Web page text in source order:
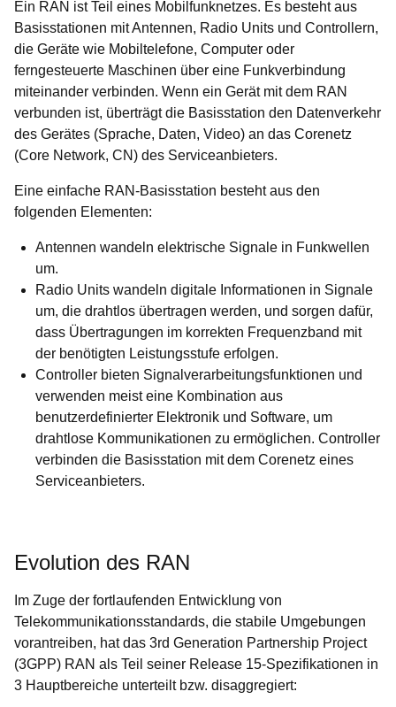
Ein RAN ist Teil eines Mobilfunknetzes. Es besteht aus
Basisstationen mit Antennen, Radio Units und Controllern,
die Geräte wie Mobiltelefone, Computer oder
ferngesteuerte Maschinen über eine Funkverbindung
miteinander verbinden. Wenn ein Gerät mit dem RAN
verbunden ist, überträgt die Basisstation den Datenverkehr
des Gerätes (Sprache, Daten, Video) an das Corenetz
(Core Network, CN) des Serviceanbieters.
Eine einfache RAN-Basisstation besteht aus den
folgenden Elementen:
Antennen wandeln elektrische Signale in Funkwellen
um.
Radio Units wandeln digitale Informationen in Signale
um, die drahtlos übertragen werden, und sorgen dafür,
dass Übertragungen im korrekten Frequenzband mit
der benötigten Leistungsstufe erfolgen.
Controller bieten Signalverarbeitungsfunktionen und
verwenden meist eine Kombination aus
benutzerdefinierter Elektronik und Software, um
drahtlose Kommunikationen zu ermöglichen. Controller
verbinden die Basisstation mit dem Corenetz eines
Serviceanbieters.
Evolution des RAN
Im Zuge der fortlaufenden Entwicklung von
Telekommunikationsstandards, die stabile Umgebungen
vorantreiben, hat das 3rd Generation Partnership Project
(3GPP) RAN als Teil seiner Release 15-Spezifikationen in
3 Hauptbereiche unterteilt bzw. disaggregiert: